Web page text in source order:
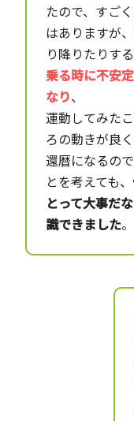
たので、すご
はありますが
り降りたりする
乗る時に不安
なり、
運動してみた
ろの動きが良
還暦になるの
とを考えても、
とって大事だ
識できました。